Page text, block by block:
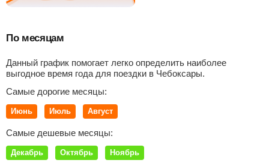
По месяцам
Данный график помогает легко определить наиболее
выгодное время года для поездки в Чебоксары.
Самые дорогие месяцы:
Июнь Июль Август
Самые дешевые месяцы:
Декабрь Октябрь Ноябрь